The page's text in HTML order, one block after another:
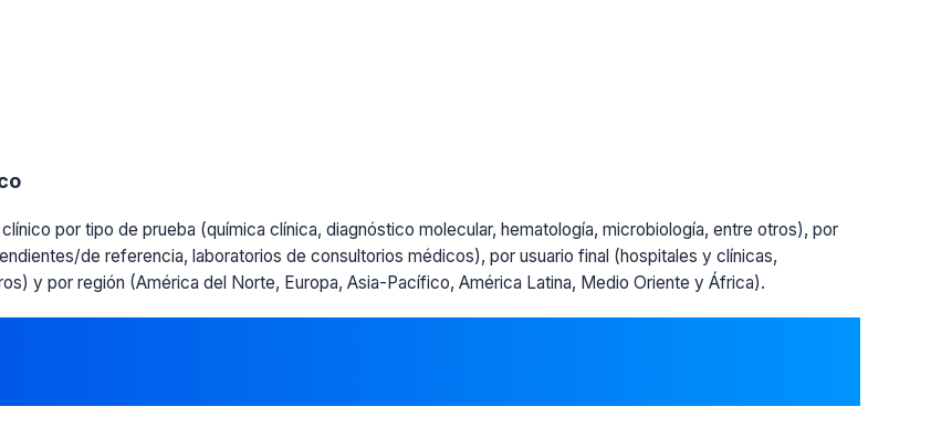
por tipo de prueba (química clínica, diagnóstico molecular, hematología, microbiología, entre otros), por
de referencia, laboratorios de consultorios médicos), por usuario final (hospitales y clínicas,
y por región (América del Norte, Europa, Asia-Pacífico, América Latina, Medio Oriente y África).